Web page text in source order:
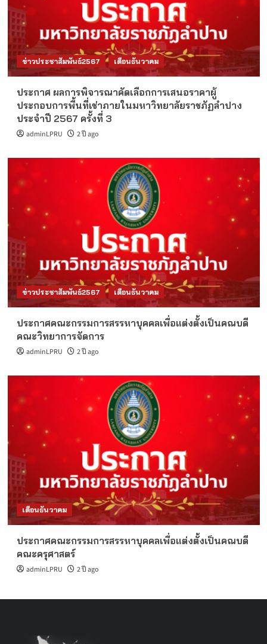
ข่าวประชาสัมพันธ์2567 เดือนธันวาคม
ประกาศ ผลการพิจารณาคัดเลือกการเสนอราคาผู้
ประกอบการพื้นที่เช่าภายในมหาวิทยาลัยราชภัฏลำปาง
ประจำปี 2567 ครั้งที่ 3
adminLPRU 2 ปี ago
ข่าวประชาสัมพันธ์2567 เดือนธันวาคม
ประกาศคณะกรรมการสรรหาบุคคลเพื่อแต่งตั้งเป็นคณบดี
คณะวิทยาการจัดการ
adminLPRU 2 ปี ago
เดือนธันวาคม
ประกาศคณะกรรมการสรรหาบุคคลเพื่อแต่งตั้งเป็นคณบดี
คณะครุศาสตร์
adminLPRU 2 ปี ago